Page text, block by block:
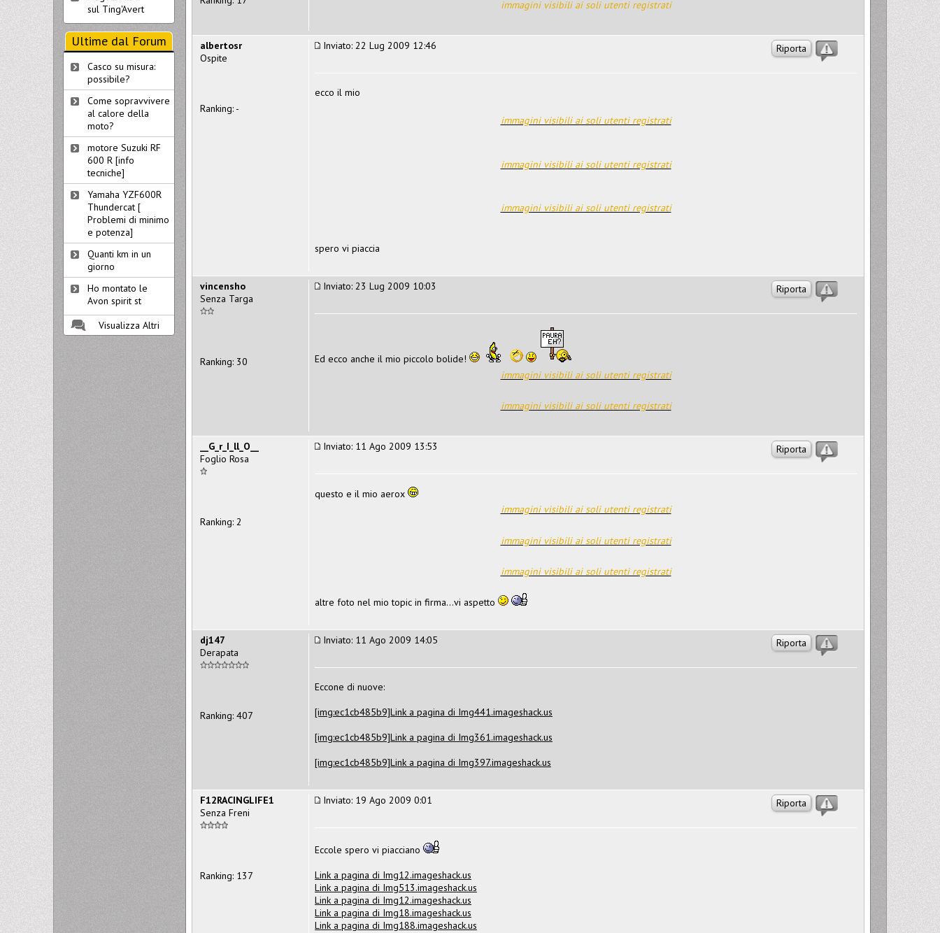
immagini visibili ai soli utenti registrati
Riporta
Inviato: 22 Lug 2009 12:46
ecco il mio
immagini visibili ai soli utenti registrati
immagini visibili ai soli utenti registrati
immagini visibili ai soli utenti registrati
spero vi piaccia
albertosr
Ospite
Ranking: -
Riporta
Inviato: 23 Lug 2009 10:03
Ed ecco anche il mio piccolo bolide!
immagini visibili ai soli utenti registrati
immagini visibili ai soli utenti registrati
vincensho
Senza Targa
Ranking: 30
Riporta
Inviato: 11 Ago 2009 13:53
questo e il mio aerox
immagini visibili ai soli utenti registrati
immagini visibili ai soli utenti registrati
immagini visibili ai soli utenti registrati
altre foto nel mio topic in firma...vi aspetto
__G_r_I_ll_O__
Foglio Rosa
Ranking: 2
Riporta
Inviato: 11 Ago 2009 14:05
Eccone di nuove:
[img:ec1cb485b9]Link a pagina di Img441.imageshack.us
[img:ec1cb485b9]Link a pagina di Img361.imageshack.us
[img:ec1cb485b9]Link a pagina di Img397.imageshack.us
dj147
Derapata
Ranking: 407
Riporta
Inviato: 19 Ago 2009 0:01
Eccole spero vi piacciano
Link a pagina di Img12.imageshack.us
Link a pagina di Img513.imageshack.us
Link a pagina di Img12.imageshack.us
Link a pagina di Img18.imageshack.us
Link a pagina di Img188.imageshack.us
F12RACINGLIFE1
Senza Freni
Ranking: 137
sul Ting'Avert
Ultime dal Forum
Casco su misura:
possibile?
Come sopravvivere
al calore della
moto?
motore Suzuki RF
600 R [info
tecniche]
Yamaha YZF600R
Thundercat [
Problemi di minimo
e potenza]
Quanti km in un
giorno
Ho montato le
Avon spirit st
Visualizza Altri